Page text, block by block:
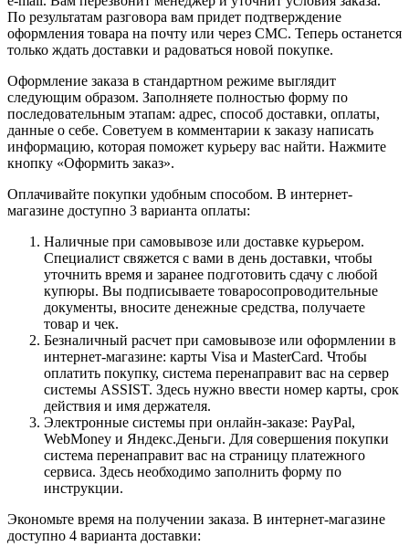
По результатам разговора вам придет подтверждение
оформления товара на почту или через СМС. Теперь останется
только ждать доставки и радоваться новой покупке.
Оформление заказа в стандартном режиме выглядит
следующим образом. Заполняете полностью форму по
последовательным этапам: адрес, способ доставки, оплаты,
данные о себе. Советуем в комментарии к заказу написать
информацию, которая поможет курьеру вас найти. Нажмите
кнопку «Оформить заказ».
Оплачивайте покупки удобным способом. В интернет-
магазине доступно 3 варианта оплаты:
Наличные при самовывозе или доставке курьером.
Специалист свяжется с вами в день доставки, чтобы
уточнить время и заранее подготовить сдачу с любой
купюры. Вы подписываете товаросопроводительные
документы, вносите денежные средства, получаете
товар и чек.
Безналичный расчет при самовывозе или оформлении в
интернет-магазине: карты Visa и MasterCard. Чтобы
оплатить покупку, система перенаправит вас на сервер
системы ASSIST. Здесь нужно ввести номер карты, срок
действия и имя держателя.
Электронные системы при онлайн-заказе: PayPal,
WebMoney и Яндекс.Деньги. Для совершения покупки
система перенаправит вас на страницу платежного
сервиса. Здесь необходимо заполнить форму по
инструкции.
Экономьте время на получении заказа. В интернет-магазине
доступно 4 варианта доставки: